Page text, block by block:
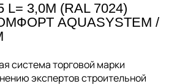
3,0M (RAL 7024)
AQUASYSTEM /
система торговой марки
экспертов строительной